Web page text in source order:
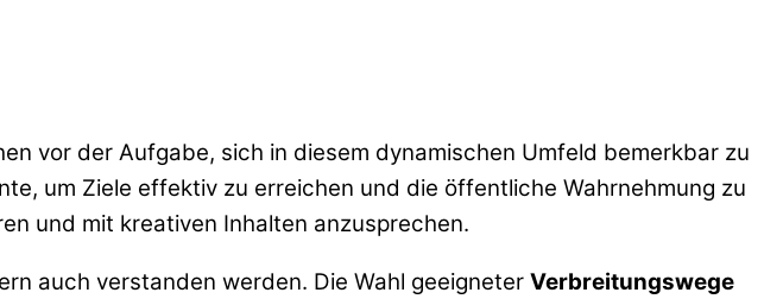
vor der Aufgabe, sich in diesem dynamischen Umfeld bemerkbar zu
um Ziele effektiv zu erreichen und die öffentliche Wahrnehmung zu
und mit kreativen Inhalten anzusprechen.
auch verstanden werden. Die Wahl geeigneter Verbreitungswege